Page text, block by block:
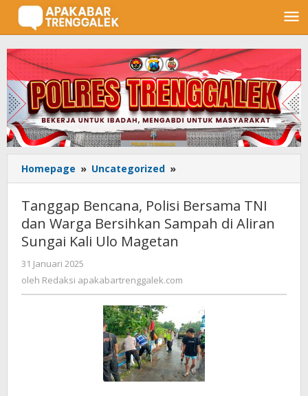
Lewati
konten
Homepage » Uncategorized »
Bencana,
Bersama
TNI
Sampah
di
Aliran
Sungai
Kali
Ulo
Magetan
Tanggap Bencana, Polisi Bersama TNI
dan Warga Bersihkan Sampah di Aliran
Sungai Kali Ulo Magetan
31 Januari 2025
Redaksi
apakabartrenggalek.com
oleh Redaksi apakabartrenggalek.com